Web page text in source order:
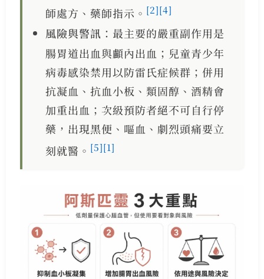
師處方、藥師指示。 [2][4]
風險與警訊 ：最主要的嚴重副作用是
腸胃道出血與顱內出血；兒童青少年
病毒感染禁用以防雷氏症候群；併用
抗凝血、抗血小板、類固醇、酒精會
加重出血；次級預防者絕不可自行停
藥，出現黑便、嘔血、劇烈頭痛要立
刻就醫。 [5][1]